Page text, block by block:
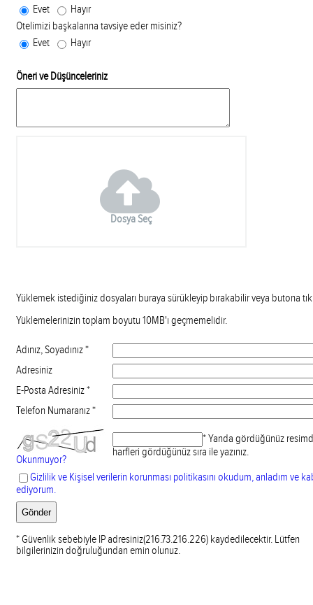
Evet
Hayır
Otelimizi başkalarına tavsiye eder misiniz?
Evet
Hayır
Öneri ve Düşünceleriniz
Dosya Seç
Yüklemek istediğiniz dosyaları buraya sürükleyip bırakabilir veya butona
Yüklemelerinizin toplam boyutu 10MB'ı geçmemelidir.
Adınız, Soyadınız *
Adresiniz
E-Posta Adresiniz *
Telefon Numaranız *
Okunmuyor?
* Yanda gördüğünüz
harfleri gördüğünüz sıra ile yazınız.
Gizlilik ve Kişisel verilerin korunması politikasını okudum, anladım ve
ediyorum.
* Güvenlik sebebiyle IP adresiniz(216.73.216.226) kaydedilecektir. Lütfen
bilgilerinizin doğruluğundan emin olunuz.